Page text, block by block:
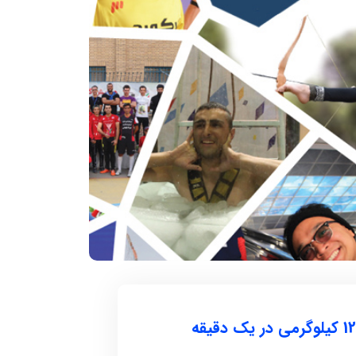
در یک
۱۲ آذر ۱۴۰۴
سریعترین زمان 1000 متر روپایی زدن با